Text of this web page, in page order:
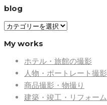
blog
blog
My works
ホテル・旅館の撮影
人物・ポートレート撮影
商品撮影・物撮り
建築・竣工・リフォーム